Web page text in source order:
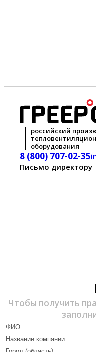
российский
оборудования
8 (800) 707-02-35
Письмо директору
Чтобы получить